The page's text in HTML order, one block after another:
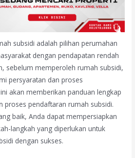
subsidi adalah pilihan perumahan
dengan pendapatan rendah
sebelum memperoleh rumah subsidi,
persyaratan dan proses
akan memberikan panduan lengkap
proses pendaftaran rumah subsidi.
baik, Anda dapat mempersiapkan
langkah yang diperlukan untuk
dengan sukses.